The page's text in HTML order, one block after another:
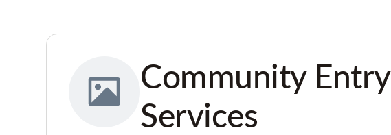
Community Entry
Services